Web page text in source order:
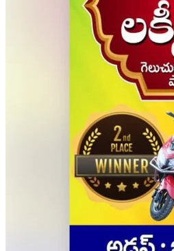
*ఫ్లాష్....ఫ్లాష్...* *కేంద్ర మంత్రి బండి
10 నిమిషాల క్రితం